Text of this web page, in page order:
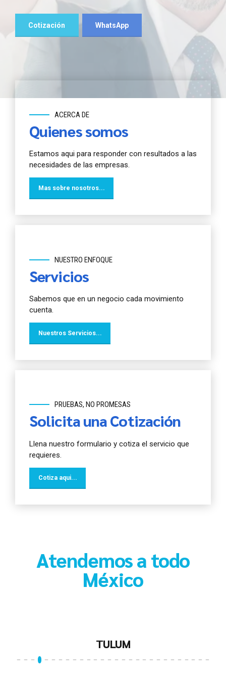
Cotización WhatsApp
para iniciar o para mantener tu negocio en
marcha.
ACERCA DE
Quienes somos
Estamos aqui para responder con resultados a las
necesidades de las empresas.
Mas sobre nosotros...
NUESTRO ENFOQUE
Servicios
Sabemos que en un negocio cada movimiento
cuenta.
Nuestros Servicios...
PRUEBAS, NO PROMESAS
Solicita una Cotización
Llena nuestro formulario y cotiza el servicio que
requieres.
Cotiza aqui...
Atendemos a todo
México
LOS CABOS